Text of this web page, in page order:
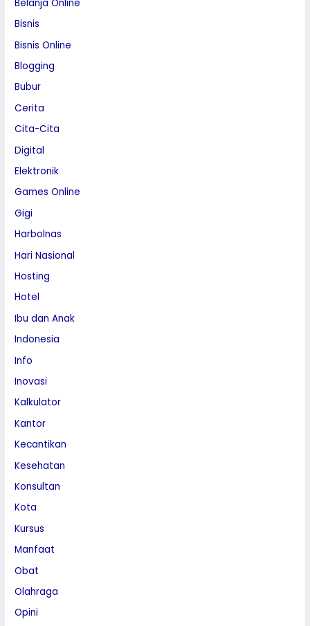
Belanja Online
Bisnis
Bisnis Online
Blogging
Bubur
Cerita
Cita-Cita
Digital
Elektronik
Games Online
Gigi
Harbolnas
Hari Nasional
Hosting
Hotel
Ibu dan Anak
Indonesia
Info
Inovasi
Kalkulator
Kantor
Kecantikan
Kesehatan
Konsultan
Kota
Kursus
Manfaat
Obat
Olahraga
Opini